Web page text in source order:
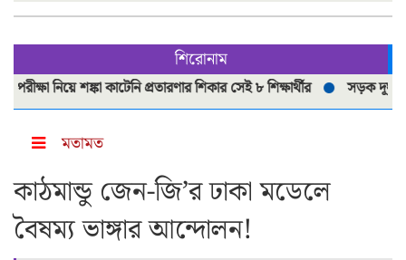
শিরোনাম
নিয়ে শঙ্কা কাটেনি প্রতারণার শিকার সেই ৮ শিক্ষার্থীর সড়ক দূর্ঘটনায়
মতামত
কাঠমান্ডু জেন-জি’র ঢাকা মডেলে
বৈষম্য ভাঙ্গার আন্দোলন!